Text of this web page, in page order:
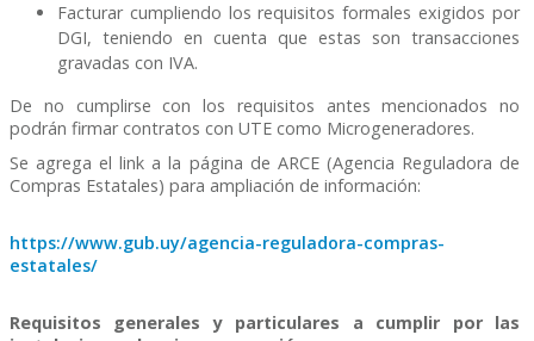
Facturar cumpliendo los requisitos formales exigidos por
DGI, teniendo en cuenta que estas son transacciones
gravadas con IVA.
De no cumplirse con los requisitos antes mencionados no
podrán firmar contratos con UTE como Microgeneradores.
Se agrega el link a la página de ARCE (Agencia Reguladora de
Compras Estatales) para ampliación de información:
https://www.gub.uy/agencia-reguladora-compras-
estatales/
Requisitos generales y particulares a cumplir por las